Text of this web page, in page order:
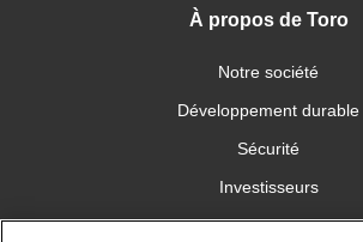
À propos de Toro
Notre société
Développement durable
Sécurité
Investisseurs
Carrières